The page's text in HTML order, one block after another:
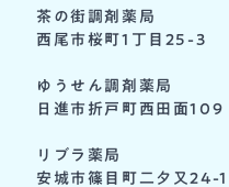
茶の街調剤薬局
西尾市桜町1丁目25-3
ゆうせん調剤薬局
日進市折戸町西田面109
リブラ薬局
安城市篠目町二夕又24-1